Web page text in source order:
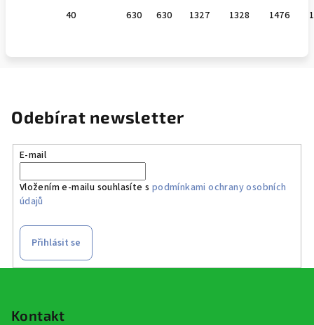
40 630 630 1327 1328 1476
Odebírat newsletter
E-mail
Vložením e-mailu souhlasíte s podmínkami ochrany osobních
údajů
Přihlásit se
Kontakt